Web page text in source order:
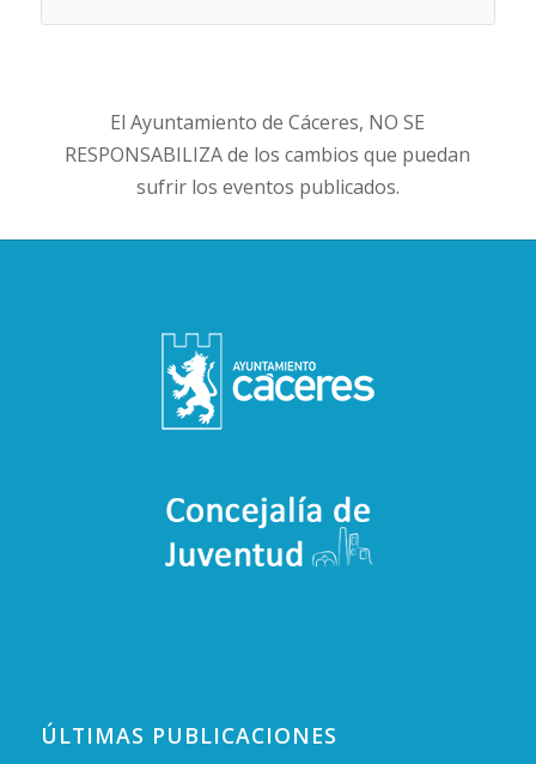
El Ayuntamiento de Cáceres, NO SE
RESPONSABILIZA de los cambios que puedan
sufrir los eventos publicados.
ÚLTIMAS PUBLICACIONES